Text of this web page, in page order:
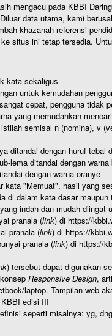
mengacu pada KBBI
data utama, kami
khazanah referensi
situs ini tetap tersedia.
kata sekaligus
untuk kemudahan
cepat, pengguna tidak
yang memudahkan
semisal n (nomina), v
ditandai dengan huruf tebal
lema ditandai dengan warna
dengan warna oranye
kata "Memuat", hasil yang
di dalam kata dasar
indah dan mudah diingat
pranala (link) di https://
pranala (link) di https://
pranala (link) di https://
) tersebut dapat digunakan
Responsive Design,
laptop. Tampilan web
edisi III
seperti misalnya: yg,